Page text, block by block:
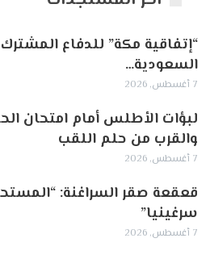
“إتفاقية مكة” للدفاع
السعودية…
7 أغسطس, 2026
لبؤات الأطلس أمام امتحان
والقرب من حلم اللقب
7 أغسطس, 2026
قعقعة صقر السراغنة:
سرغينيا”
7 أغسطس, 2026